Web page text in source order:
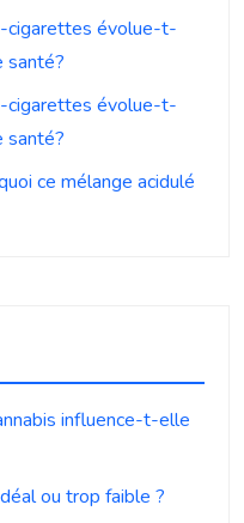
cigarettes évolue-t-
santé?
cigarettes évolue-t-
santé?
ce mélange acidulé
influence-t-elle
ou trop faible ?